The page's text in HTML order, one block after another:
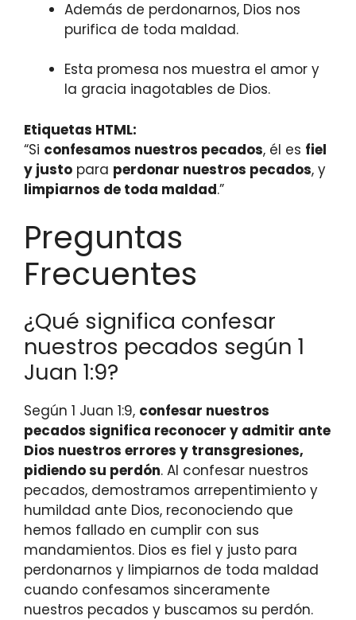
Además de perdonarnos, Dios nos
purifica de toda maldad.
Esta promesa nos muestra el amor y
la gracia inagotables de Dios.
Etiquetas HTML:
“Si confesamos nuestros pecados, él es fiel
y justo para perdonar nuestros pecados, y
limpiarnos de toda maldad.”
Preguntas
Frecuentes
¿Qué significa confesar
nuestros pecados según 1
Juan 1:9?
Según 1 Juan 1:9, confesar nuestros
pecados significa reconocer y admitir ante
Dios nuestros errores y transgresiones,
pidiendo su perdón. Al confesar nuestros
pecados, demostramos arrepentimiento y
humildad ante Dios, reconociendo que
hemos fallado en cumplir con sus
mandamientos. Dios es fiel y justo para
perdonarnos y limpiarnos de toda maldad
cuando confesamos sinceramente
nuestros pecados y buscamos su perdón.